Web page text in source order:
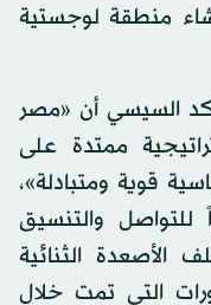
منطقة لوجستية
السيسي أن «مصر
ممتدة على
قوية ومتبادلة»،
للتواصل والتنسيق
الأصعدة الثنائية
التي تمت خلال